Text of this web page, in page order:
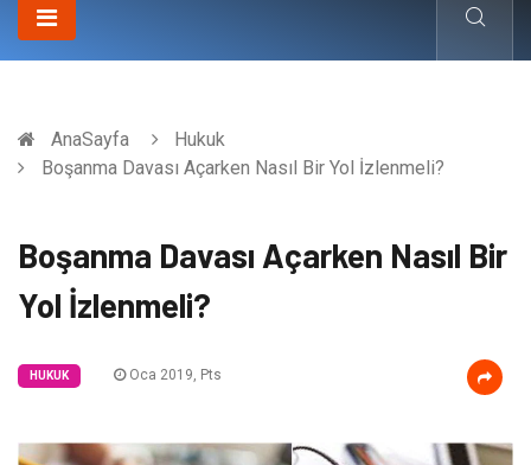
AnaSayfa
Hukuk
Boşanma Davası Açarken Nasıl Bir Yol İzlenmeli?
Boşanma Davası Açarken Nasıl Bir
Yol İzlenmeli?
HUKUK Oca 2019, Pts